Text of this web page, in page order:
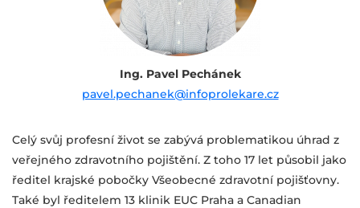
Ing. Pavel Pechánek
pavel.pechanek@infoprolekare.cz
Celý svůj profesní život se zabývá problematikou úhrad z
veřejného zdravotního pojištění. Z toho 17 let působil jako
ředitel krajské pobočky Všeobecné zdravotní pojišťovny.
Také byl ředitelem 13 klinik EUC Praha a Canadian